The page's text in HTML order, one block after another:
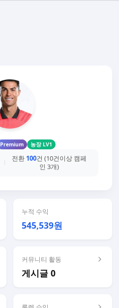
Premium 농장 LV1
전환 100건 (10건이상 캠페
인 3개)
누적 수익
545,539원
커뮤니티 활동
게시글 0